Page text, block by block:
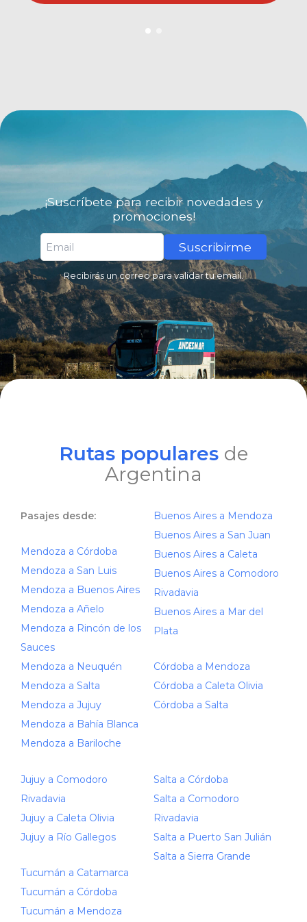
¡Suscríbete para recibir novedades y
promociones!
Suscribirme
Recibirás un correo para validar tu email.
Rutas populares de
Argentina
Pasajes desde:
Mendoza a Córdoba
Mendoza a San Luis
Mendoza a Buenos Aires
Mendoza a Añelo
Mendoza a Rincón de los
Sauces
Mendoza a Neuquén
Mendoza a Salta
Mendoza a Jujuy
Mendoza a Bahía Blanca
Mendoza a Bariloche
Buenos Aires a Mendoza
Buenos Aires a San Juan
Buenos Aires a Caleta
Buenos Aires a Comodoro
Rivadavia
Buenos Aires a Mar del
Plata
Córdoba a Mendoza
Córdoba a Caleta Olivia
Córdoba a Salta
Jujuy a Comodoro
Rivadavia
Jujuy a Caleta Olivia
Jujuy a Río Gallegos
Tucumán a Catamarca
Tucumán a Córdoba
Tucumán a Mendoza
Salta a Córdoba
Salta a Comodoro
Rivadavia
Salta a Puerto San Julián
Salta a Sierra Grande